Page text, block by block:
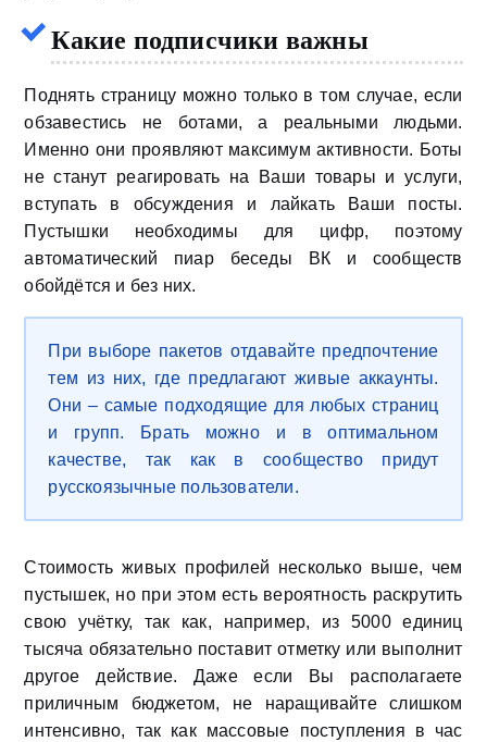
Какие подписчики важны
Поднять страницу можно только в том случае, если
обзавестись не ботами, а реальными людьми.
Именно они проявляют максимум активности. Боты
не станут реагировать на Ваши товары и услуги,
вступать в обсуждения и лайкать Ваши посты.
Пустышки необходимы для цифр, поэтому
автоматический пиар беседы ВК и сообществ
обойдётся и без них.
При выборе пакетов отдавайте предпочтение
тем из них, где предлагают живые аккаунты.
Они – самые подходящие для любых страниц
и групп. Брать можно и в оптимальном
качестве, так как в сообщество придут
русскоязычные пользователи.
Стоимость живых профилей несколько выше, чем
пустышек, но при этом есть вероятность раскрутить
свою учётку, так как, например, из 5000 единиц
тысяча обязательно поставит отметку или выполнит
другое действие. Даже если Вы располагаете
приличным бюджетом, не наращивайте слишком
интенсивно, так как массовые поступления в час